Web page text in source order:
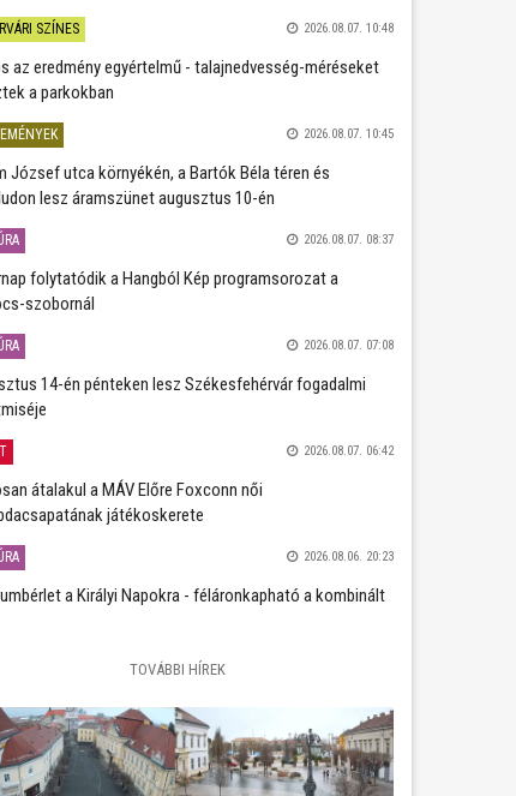
SZÍNES 2026.08.07. 10:48
az eredmény egyértelmű - talajnedvesség-méréseket
a parkokban
2026.08.07. 10:45
József utca környékén, a Bartók Béla téren és
lesz áramszünet augusztus 10-én
2026.08.07. 08:37
folytatódik a Hangból Kép programsorozat a
szobornál
2026.08.07. 07:08
14-én pénteken lesz Székesfehérvár fogadalmi
2026.08.07. 06:42
átalakul a MÁV Előre Foxconn női
játékoskerete
2026.08.06. 20:23
a Királyi Napokra - féláronkapható a kombinált
TOVÁBBI HÍREK